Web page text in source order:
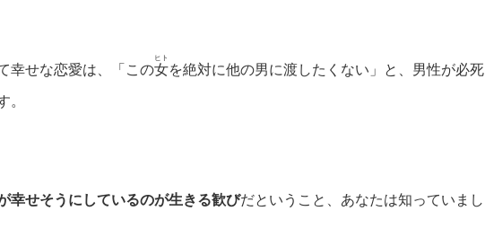
幸せな恋愛は、「この女
ヒト
を絶対に他の男に渡したくない」と、男性が必死
。
幸せそうにしているのが生きる歓びだということ、あなたは知っていまし